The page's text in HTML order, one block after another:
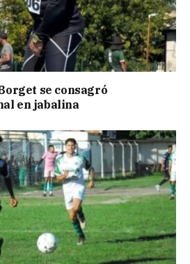
se consagró
en jabalina